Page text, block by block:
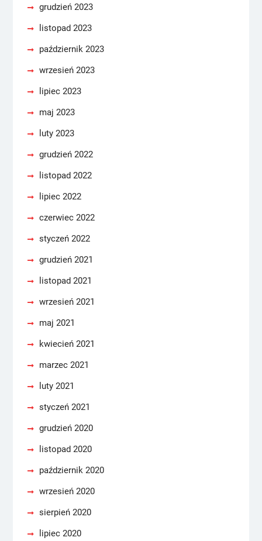
grudzień 2023
listopad 2023
październik 2023
wrzesień 2023
lipiec 2023
maj 2023
luty 2023
grudzień 2022
listopad 2022
lipiec 2022
czerwiec 2022
styczeń 2022
grudzień 2021
listopad 2021
wrzesień 2021
maj 2021
kwiecień 2021
marzec 2021
luty 2021
styczeń 2021
grudzień 2020
listopad 2020
październik 2020
wrzesień 2020
sierpień 2020
lipiec 2020